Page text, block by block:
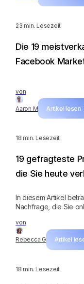
23 min. Lesezeit
von
Aaron M Artikel lesen
Die 19
Facebook
18 min. Lesezeit
von
Rebecca G Artikel
19 gefragteste
die Sie heute
In diesem Artikel
Nachfrage, die Sie
18 min. Lesezeit